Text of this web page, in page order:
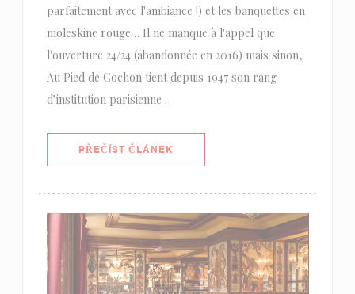
parfaitement avec l'ambiance !) et les banquettes en
moleskine rouge… Il ne manque à l'appel que
l'ouverture 24/24 (abandonnée en 2016) mais sinon,
Au Pied de Cochon tient depuis 1947 son rang
d’institution parisienne .
PŘEČÍST ČLÁNEK